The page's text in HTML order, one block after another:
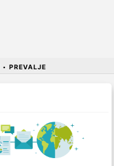
• PREVALJE